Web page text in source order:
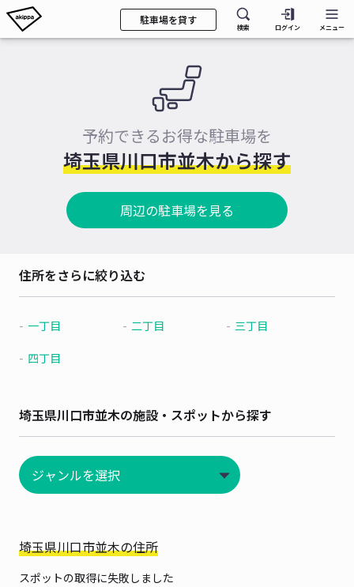
駐車場を貸す
検索 ログイン メニュー
予約できるお得な駐車場を
埼玉県川口市並木から探す
周辺の駐車場を見る
住所をさらに絞り込む
一丁目 二丁目 三丁目
四丁目
埼玉県川口市並木の施設・スポットから探す
埼玉県川口市並木の住所
スポットの取得に失敗しました